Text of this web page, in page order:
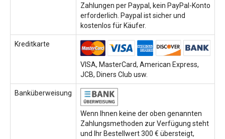
Zahlungen per Paypal, kein PayPal-Konto
erforderlich. Paypal ist sicher und
kostenlos für Käufer.
Kreditkarte
VISA, MasterCard, American Express,
JCB, Diners Club usw.
Banküberweisung
Wenn Ihnen keine der oben genannten
Zahlungsmethoden zur Verfügung steht
und Ihr Bestellwert 300 € übersteigt,